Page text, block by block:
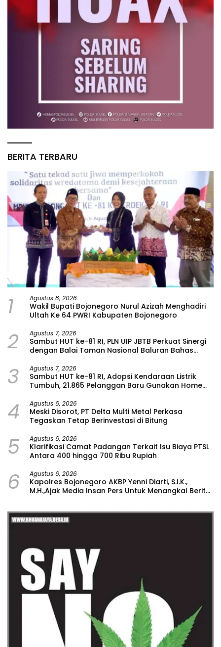
BERITA TERBARU
1 Agustus 8, 2026
Wakil Bupati Bojonegoro Nurul Azizah Menghadiri
Ultah Ke 64 PWRI Kabupaten Bojonegoro
2 Agustus 7, 2026
Sambut HUT ke-81 RI, PLN UIP JBTB Perkuat Sinergi
dengan Balai Taman Nasional Baluran Bahas
Watudodol/Kalipuro
3 Agustus 7, 2026
Sambut HUT ke-81 RI, Adopsi Kendaraan Listrik
Tumbuh, 21.865 Pelanggan Baru Gunakan Home
4 Agustus 6, 2026
Meski Disorot, PT Delta Multi Metal Perkasa
Tegaskan Tetap Berinvestasi di Bitung
5 Agustus 6, 2026
Klarifikasi Camat Padangan Terkait Isu Biaya PTSL
Antara 400 hingga 700 Ribu Rupiah
6 Agustus 6, 2026
Kapolres Bojonegoro AKBP Yenni Diarti, S.I.K.,
M.H.,Ajak Media Insan Pers Untuk Menangkal Berita